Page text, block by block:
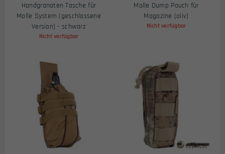
Handgranaten Tasche für
Molle System (geschlossene
Version) - schwarz
Nicht verfügbar
Molle Dump Pouch für
Magazine (oliv)
Nicht verfügbar